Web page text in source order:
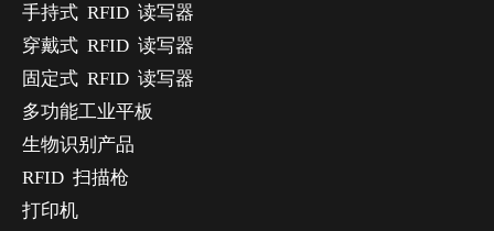
手持式 RFID 读写器
穿戴式 RFID 读写器
固定式 RFID 读写器
多功能工业平板
生物识别产品
RFID 扫描枪
打印机